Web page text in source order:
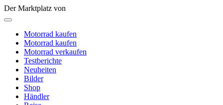
Der Marktplatz von
Motorrad kaufen
Motorrad kaufen
Motorrad verkaufen
Testberichte
Neuheiten
Bilder
Shop
Händler